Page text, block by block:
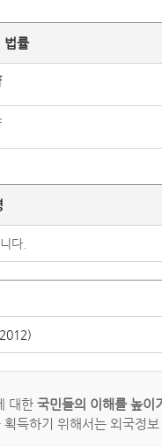
법률
다.
대한 국민들의 이해를 높이
득하기 위해서는 외국정